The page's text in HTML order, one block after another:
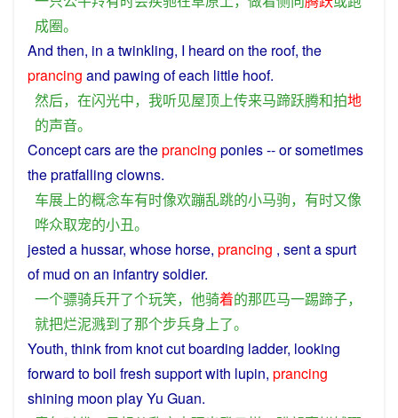
成圈。
And then, in atwinkling, I heard on the roof, the
prancing and pawing ofeach little hoof.
然后， 在闪光中， 我听见屋顶上传来马蹄跃腾和拍地
的声音。
Conceptcarsaretheprancing ponies --orsometimes
thepratfalling clowns.
车展上的概念车有时像欢蹦乱跳的小马驹， 有时又像
哗众取宠的小丑。
jested a hussar, whose horse, prancing , sentaspurt
of mud on an infantry soldier.
一个骠骑兵开了个玩笑， 他骑着的那匹马一踢蹄子，
就把烂泥溅到了那个步兵身上了。
Youth, thinkfrom knotcutboarding ladder, looking
forward toboil fresh support with lupin, prancing
shining moon playYu Guan.